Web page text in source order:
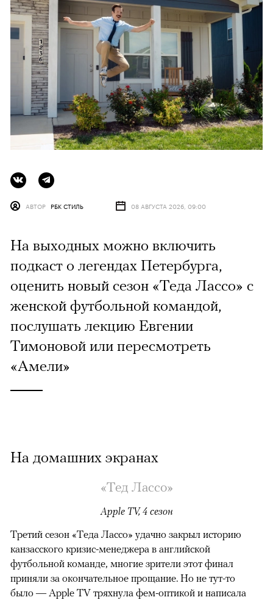
АВТОР РБК СТИЛЬ 08 АВГУСТА 2026, 09:00
На выходных можно включить
подкаст о легендах Петербурга,
оценить новый сезон «Теда Лассо» с
женской футбольной командой,
послушать лекцию Евгении
Тимоновой или пересмотреть
«Амели»
На домашних экранах
«Тед Лассо»
Apple TV, 4 сезон
Третий сезон «Теда Лассо» удачно закрыл историю
канзасского кризис-менеджера в английской
футбольной команде, многие зрители этот финал
приняли за окончательное прощание. Но не тут-то
было — Apple TV тряхнула фем-оптикой и написала